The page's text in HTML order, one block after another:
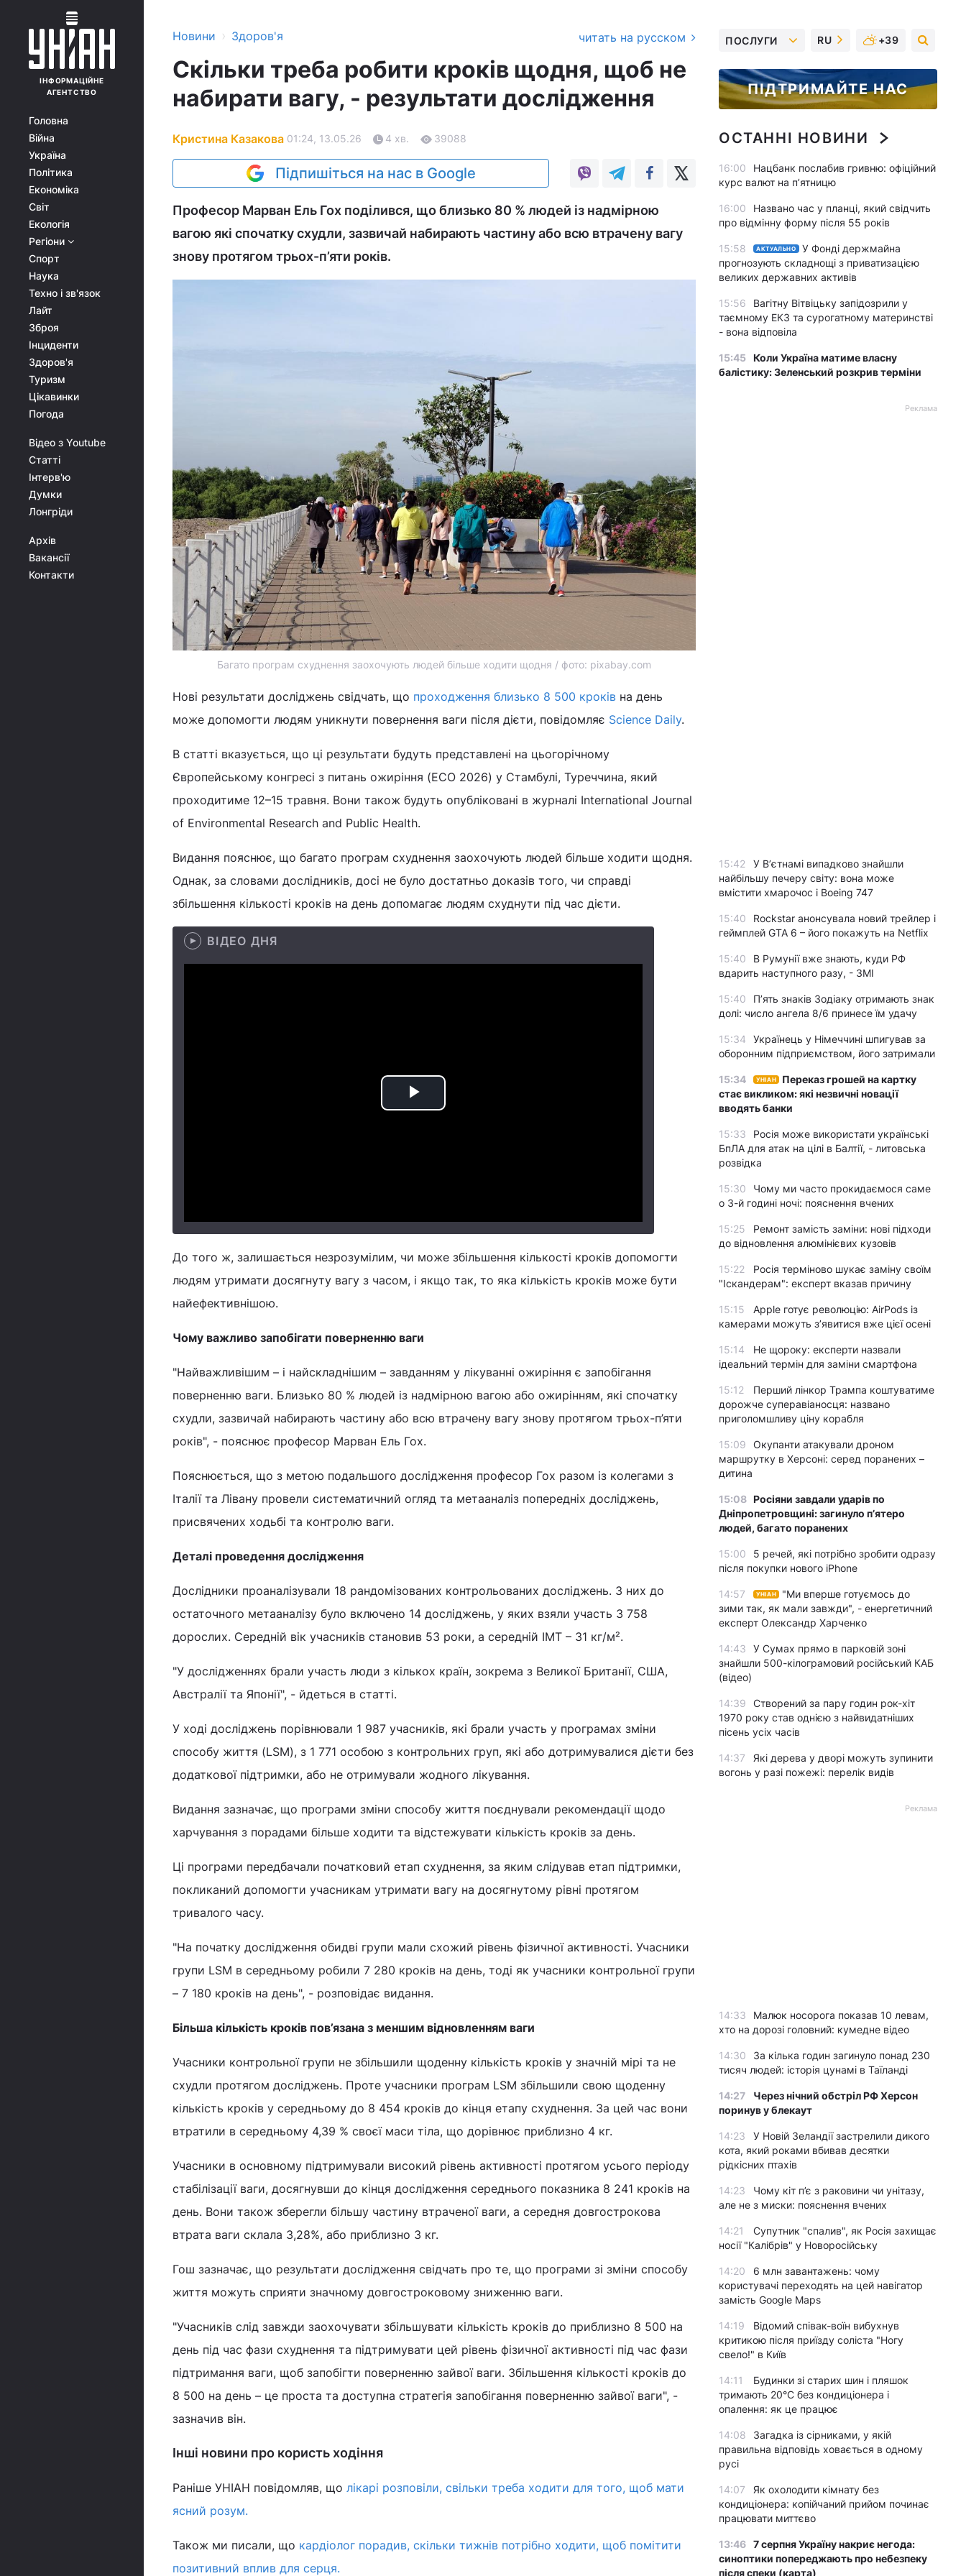
ІНФОРМАЦІЙНЕ
АГЕНТСТВО
Головна
Війна
Україна
Політика
Економіка
Світ
Екологія
Регіони
Спорт
Наука
Техно і зв'язок
Лайт
Зброя
Інциденти
Здоров'я
Туризм
Цікавинки
Погода
Відео з Youtube
Статті
Інтерв'ю
Думки
Лонгріди
Архів
Вакансії
Контакти
Новини › Здоров'я читать на русском
Скільки треба робити кроків щодня, щоб не
набирати вагу, - результати дослідження
Кристина Казакова 01:24, 13.05.26 4 хв. 39088
Підпишіться на нас в Google
Професор Марван Ель Гох поділився, що близько 80 % людей із надмірною
вагою які спочатку схудли, зазвичай набирають частину або всю втрачену вагу
знову протягом трьох-п’яти років.
Багато програм схуднення заохочують людей більше ходити щодня / фото: pixabay.com
Нові результати досліджень свідчать, що проходження близько 8 500 кроків на день
може допомогти людям уникнути повернення ваги після дієти, повідомляє Science Daily.
В статті вказується, що ці результати будуть представлені на цьогорічному
Європейському конгресі з питань ожиріння (ECO 2026) у Стамбулі, Туреччина, який
проходитиме 12–15 травня. Вони також будуть опубліковані в журналі International Journal
of Environmental Research and Public Health.
Видання пояснює, що багато програм схуднення заохочують людей більше ходити щодня.
Однак, за словами дослідників, досі не було достатньо доказів того, чи справді
збільшення кількості кроків на день допомагає людям схуднути під час дієти.
ВІДЕО ДНЯ
Play
До того ж, залишається незрозумілим, чи може збільшення кількості кроків допомогти
людям утримати досягнуту вагу з часом, і якщо так, то яка кількість кроків може бути
найефективнішою.
Чому важливо запобігати поверненню ваги
"Найважливішим – і найскладнішим – завданням у лікуванні ожиріння є запобігання
поверненню ваги. Близько 80 % людей із надмірною вагою або ожирінням, які спочатку
схудли, зазвичай набирають частину або всю втрачену вагу знову протягом трьох-п’яти
років", - пояснює професор Марван Ель Гох.
Пояснюється, що з метою подальшого дослідження професор Гох разом із колегами з
Італії та Лівану провели систематичний огляд та метааналіз попередніх досліджень,
присвячених ходьбі та контролю ваги.
Деталі проведення дослідження
Дослідники проаналізували 18 рандомізованих контрольованих досліджень. З них до
остаточного метааналізу було включено 14 досліджень, у яких взяли участь 3 758
дорослих. Середній вік учасників становив 53 роки, а середній ІМТ – 31 кг/м².
"У дослідженнях брали участь люди з кількох країн, зокрема з Великої Британії, США,
Австралії та Японії", - йдеться в статті.
У ході досліджень порівнювали 1 987 учасників, які брали участь у програмах зміни
способу життя (LSM), з 1 771 особою з контрольних груп, які або дотримувалися дієти без
додаткової підтримки, або не отримували жодного лікування.
Видання зазначає, що програми зміни способу життя поєднували рекомендації щодо
харчування з порадами більше ходити та відстежувати кількість кроків за день.
Ці програми передбачали початковий етап схуднення, за яким слідував етап підтримки,
покликаний допомогти учасникам утримати вагу на досягнутому рівні протягом
тривалого часу.
"На початку дослідження обидві групи мали схожий рівень фізичної активності. Учасники
групи LSM в середньому робили 7 280 кроків на день, тоді як учасники контрольної групи
– 7 180 кроків на день", - розповідає видання.
Більша кількість кроків пов’язана з меншим відновленням ваги
Учасники контрольної групи не збільшили щоденну кількість кроків у значній мірі та не
схудли протягом досліджень. Проте учасники програм LSM збільшили свою щоденну
кількість кроків у середньому до 8 454 кроків до кінця етапу схуднення. За цей час вони
втратили в середньому 4,39 % своєї маси тіла, що дорівнює приблизно 4 кг.
Учасники в основному підтримували високий рівень активності протягом усього періоду
стабілізації ваги, досягнувши до кінця дослідження середнього показника 8 241 кроків на
день. Вони також зберегли більшу частину втраченої ваги, а середня довгострокова
втрата ваги склала 3,28%, або приблизно 3 кг.
Гош зазначає, що результати дослідження свідчать про те, що програми зі зміни способу
життя можуть сприяти значному довгостроковому зниженню ваги.
"Учасників слід завжди заохочувати збільшувати кількість кроків до приблизно 8 500 на
день під час фази схуднення та підтримувати цей рівень фізичної активності під час фази
підтримання ваги, щоб запобігти поверненню зайвої ваги. Збільшення кількості кроків до
8 500 на день – це проста та доступна стратегія запобігання поверненню зайвої ваги", -
зазначив він.
Інші новини про користь ходіння
Раніше УНІАН повідомляв, що лікарі розповіли, свільки треба ходити для того, щоб мати
ясний розум.
Також ми писали, що кардіолог порадив, скільки тижнів потрібно ходити, щоб помітити
позитивний вплив для серця.
ПОСЛУГИ RU +39
ПІДТРИМАЙТЕ НАС
ОСТАННІ НОВИНИ
16:00
Нацбанк послабив гривню: офіційний
курс валют на п’ятницю
16:00
Названо час у планці, який свідчить
про відмінну форму після 55 років
15:58 АКТУАЛЬНО
У Фонді держмайна
прогнозують складнощі з приватизацією
великих державних активів
15:56
Вагітну Вітвіцьку запідозрили у
таємному ЕКЗ та сурогатному материнстві
- вона відповіла
15:45 Коли Україна матиме власну
балістику: Зеленський розкрив терміни
Реклама
15:42
У Вʼєтнамі випадково знайшли
найбільшу печеру світу: вона може
вмістити хмарочос і Boeing 747
15:40
Rockstar анонсувала новий трейлер і
геймплей GTA 6 – його покажуть на Netflix
15:40
В Румунії вже знають, куди РФ
вдарить наступного разу, - ЗМІ
15:40
П’ять знаків Зодіаку отримають знак
долі: число ангела 8/6 принесе їм удачу
15:34
Українець у Німеччині шпигував за
оборонним підприємством, його затримали
15:34 УНІАН
Переказ грошей на картку
стає викликом: які незвичні новації
вводять банки
15:33
Росія може використати українські
БпЛА для атак на цілі в Балтії, - литовська
розвідка
15:30
Чому ми часто прокидаємося саме
о 3-й годині ночі: пояснення вчених
15:25
Ремонт замість заміни: нові підходи
до відновлення алюмінієвих кузовів
15:22
Росія терміново шукає заміну своїм
"Іскандерам": експерт вказав причину
15:15
Apple готує революцію: AirPods із
камерами можуть з’явитися вже цієї осені
15:14
Не щороку: експерти назвали
ідеальний термін для заміни смартфона
15:12
Перший лінкор Трампа коштуватиме
дорожче суперавіаносця: названо
приголомшливу ціну корабля
15:09
Окупанти атакували дроном
маршрутку в Херсоні: серед поранених –
дитина
15:08 Росіяни завдали ударів по
Дніпропетровщині: загинуло пʼятеро
людей, багато поранених
15:00
5 речей, які потрібно зробити одразу
після покупки нового iPhone
14:57 УНІАН
"Ми вперше готуємось до
зими так, як мали завжди", - енергетичний
експерт Олександр Харченко
14:43
У Сумах прямо в парковій зоні
знайшли 500-кілограмовий російський КАБ
(відео)
14:39
Створений за пару годин рок-хіт
1970 року став однією з найвидатніших
пісень усіх часів
14:37
Які дерева у дворі можуть зупинити
вогонь у разі пожежі: перелік видів
Реклама
14:33
Малюк носорога показав 10 левам,
хто на дорозі головний: кумедне відео
14:30
За кілька годин загинуло понад 230
тисяч людей: історія цунамі в Таїланді
14:27
Через нічний обстріл РФ Херсон
поринув у блекаут
14:23
У Новій Зеландії застрелили дикого
кота, який роками вбивав десятки
рідкісних птахів
14:23
Чому кіт п’є з раковини чи унітазу,
але не з миски: пояснення вчених
14:21
Супутник "спалив", як Росія захищає
носії "Калібрів" у Новоросійську
14:20
6 млн завантажень: чому
користувачі переходять на цей навігатор
замість Google Maps
14:19
Відомий співак-воїн вибухнув
критикою після приїзду соліста "Ногу
свело!" в Київ
14:11
Будинки зі старих шин і пляшок
тримають 20°C без кондиціонера і
опалення: як це працює
14:08
Загадка із сірниками, у якій
правильна відповідь ховається в одному
русі
14:07
Як охолодити кімнату без
кондиціонера: копійчаний прийом починає
працювати миттєво
13:46 7 серпня Україну накриє негода:
синоптики попереджають про небезпеку
після спеки (карта)